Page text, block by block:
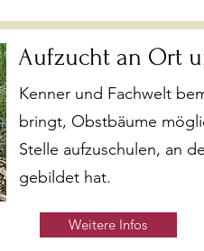
Aufzucht an Ort
Kenner und Fachwelt
bringt, Obstbäume
Stelle aufzuschulen, an
gebildet hat.
Weitere Infos